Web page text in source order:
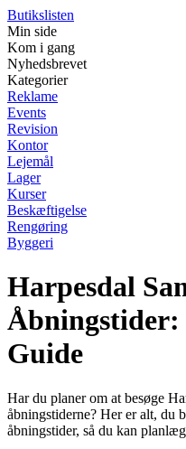
Butikslisten
Min side
Kom i gang
Nyhedsbrevet
Kategorier
Reklame
Events
Revision
Kontor
Lejemål
Lager
Kurser
Beskæftigelse
Rengøring
Byggeri
Harpesdal
Guide
Har du planer om at besøge
åbningstiderne? Her er alt, du
åbningstider, så du kan